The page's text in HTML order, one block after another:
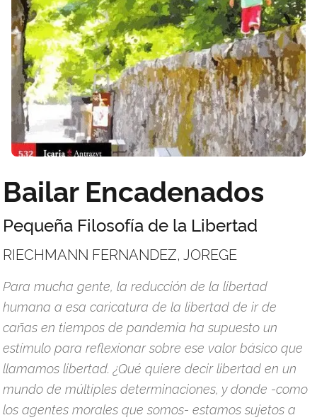
Bailar Encadenados
Pequeña Filosofía de la Libertad
RIECHMANN FERNANDEZ, JOREGE
Para mucha gente, la reducción de la libertad
humana a esa caricatura de la libertad de ir de
cañas en tiempos de pandemia ha supuesto un
estímulo para reflexionar sobre ese valor básico que
llamamos libertad. ¿Qué quiere decir libertad en un
mundo de múltiples determinaciones, y donde -como
los agentes morales que somos- estamos sujetos a